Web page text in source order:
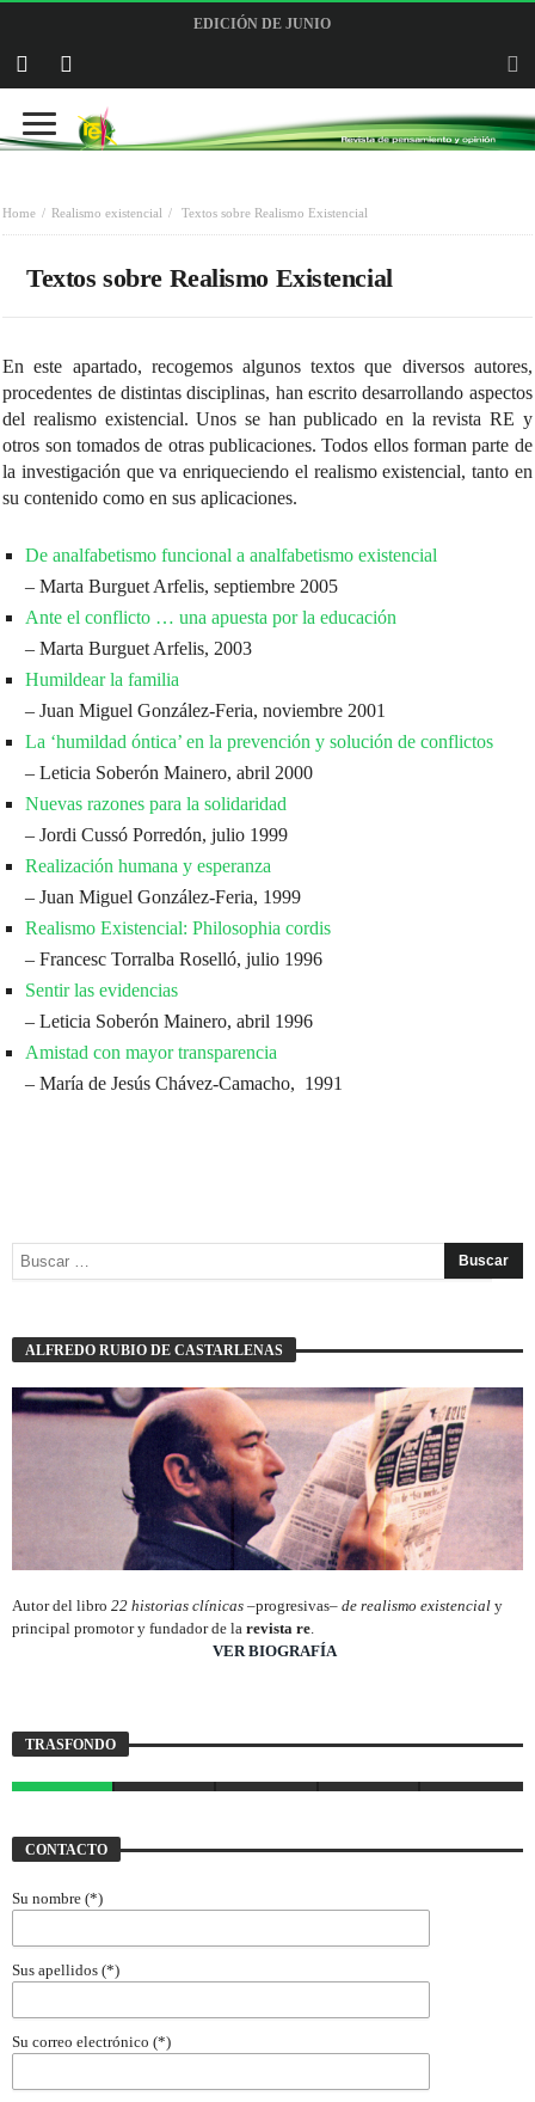
EDICIÓN DE JUNIO
Home Realismo existencial Textos sobre Realismo Existencial
Textos sobre Realismo Existencial
En este apartado, recogemos algunos textos que diversos autores,
procedentes de distintas disciplinas, han escrito desarrollando aspectos
del realismo existencial. Unos se han publicado en la revista RE y
otros son tomados de otras publicaciones. Todos ellos forman parte de
la investigación que va enriqueciendo el realismo existencial, tanto en
su contenido como en sus aplicaciones.
De analfabetismo funcional a analfabetismo existencial
– Marta Burguet Arfelis, septiembre 2005
Ante el conflicto … una apuesta por la educación
– Marta Burguet Arfelis, 2003
Humildear la familia
– Juan Miguel González-Feria, noviembre 2001
La ‘humildad óntica’ en la prevención y solución de conflictos
– Leticia Soberón Mainero, abril 2000
Nuevas razones para la solidaridad
– Jordi Cussó Porredón, julio 1999
Realización humana y esperanza
– Juan Miguel González-Feria, 1999
Realismo Existencial: Philosophia cordis
– Francesc Torralba Roselló, julio 1996
Sentir las evidencias
– Leticia Soberón Mainero, abril 1996
Amistad con mayor transparencia
– María de Jesús Chávez-Camacho, 1991
ALFREDO RUBIO DE CASTARLENAS
Autor del libro 22 historias clínicas –progresivas– de realismo existencial y
principal promotor y fundador de la revista re
VER BIOGRAFÍA
TRASFONDO
JAVIER BUSTAMANTE
CONTACTO
Su nombre (*)
Sus apellidos (*)
Su correo electrónico (*)